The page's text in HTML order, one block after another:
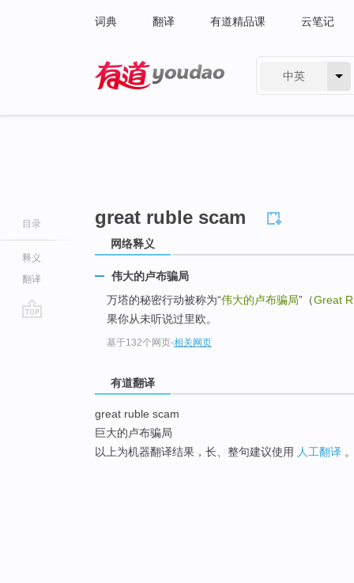
词典 翻译 有道精品课 云笔记
中英
目录
释义
翻译
great ruble scam
网络释义
伟大的卢布骗局
万塔的秘密行动被称为“伟大的卢布骗局”（Great
果你从未听说过里欧。
基于132个网页-相关网页
有道翻译
great ruble scam
巨大的卢布骗局
以上为机器翻译结果，长、整句建议使用 人工翻译